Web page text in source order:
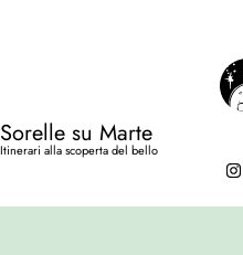
Sorelle su Marte
Itinerari alla scoperta del bello